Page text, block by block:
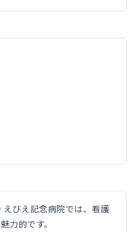
びえ記念病院では、看護
力的です。